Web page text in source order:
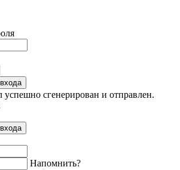
сгенерирован и отправлен.
Напомнить?